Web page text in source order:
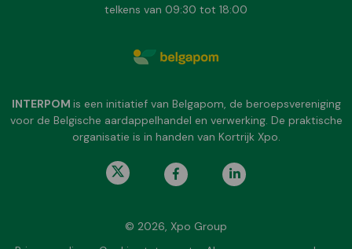
telkens van 09:30 tot 18:00
INTERPOM is een initiatief van Belgapom, de beroepsvereniging
voor de Belgische aardappelhandel en verwerking. De praktische
organisatie is in handen van Kortrijk Xpo.
© 2026, Xpo Group